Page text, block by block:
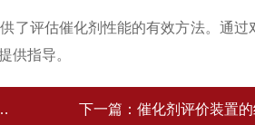
了评估催化剂性能的有效方法。通过
供指导。
下一篇： 催化剂评价装置